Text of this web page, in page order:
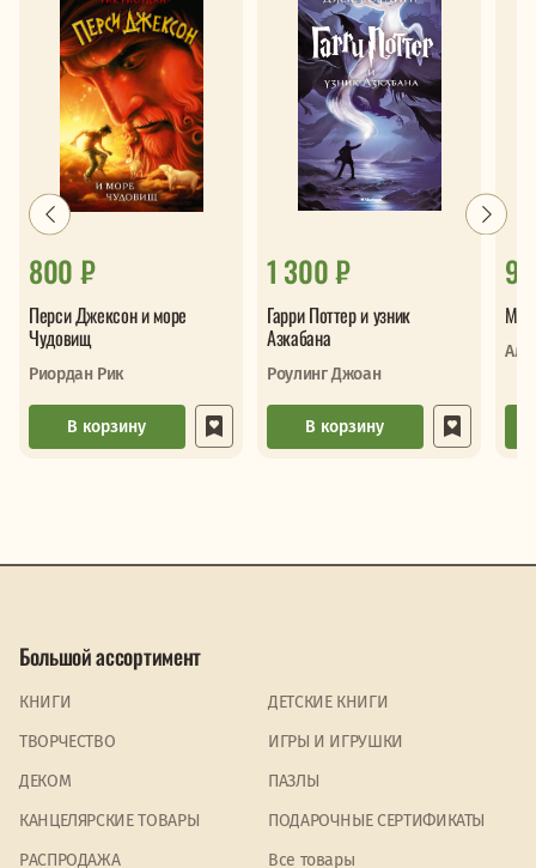
800 ₽
Перси Джексон и море
Чудовищ
Риордан Рик
В корзину
1 300 ₽
Гарри Поттер и узник
Азкабана
Роулинг Джоан
В корзину
Большой ассортимент
КНИГИ
ДЕТСКИЕ КНИГИ
ТВОРЧЕСТВО
ИГРЫ И ИГРУШКИ
ДЕКОМ
ПАЗЛЫ
КАНЦЕЛЯРСКИЕ ТОВАРЫ
ПОДАРОЧНЫЕ СЕРТИФИКАТЫ
PАСПРОДАЖА
Все товары